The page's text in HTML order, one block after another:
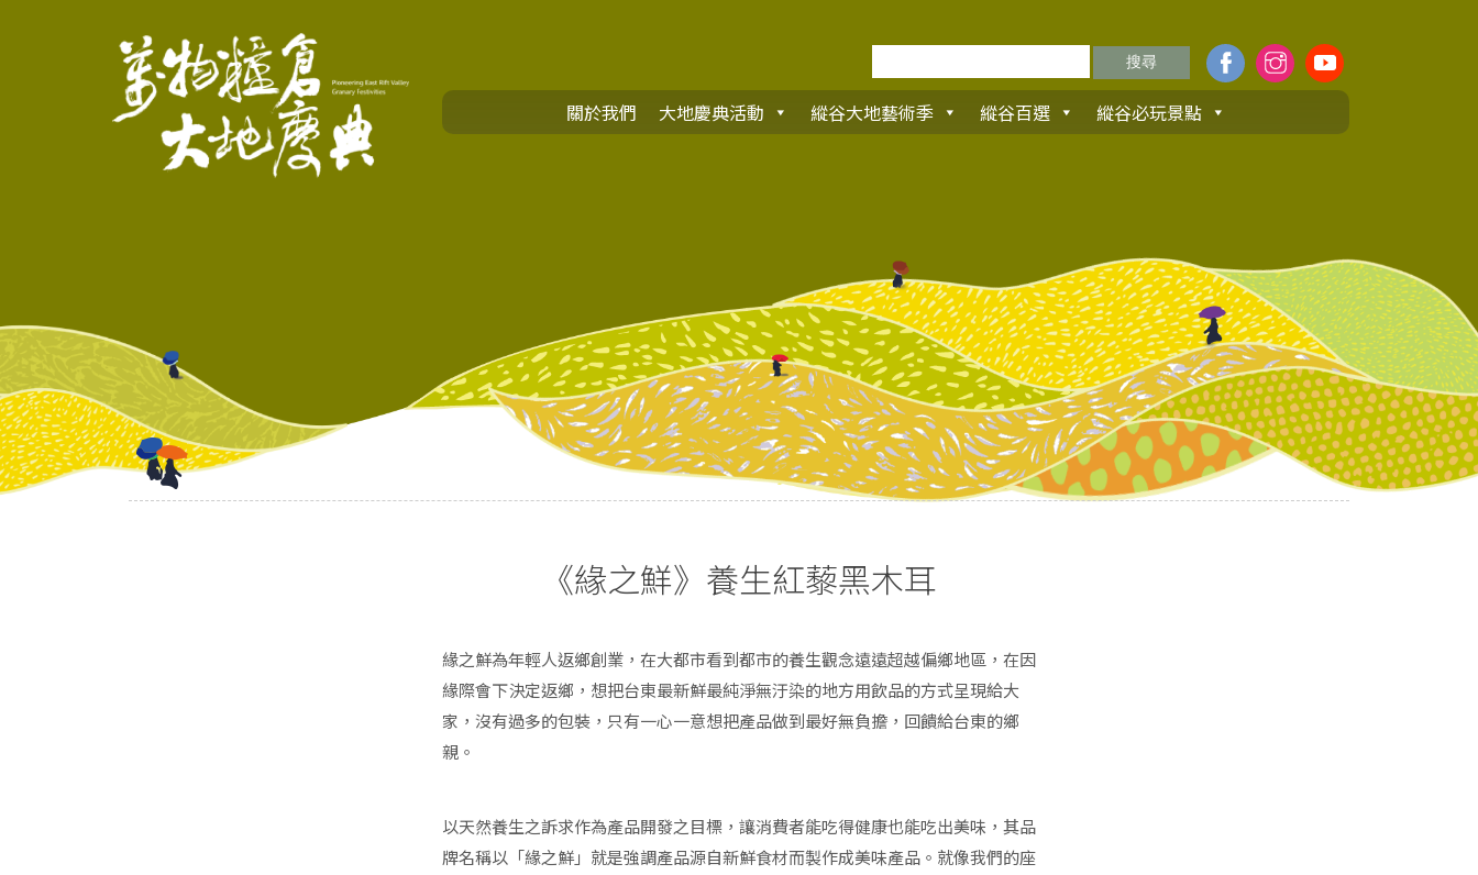
關於我們 大地慶典活動 縱谷大地藝術季 縱谷百選 縱谷必玩景點
《緣之鮮》養生紅藜黑木耳
緣之鮮為年輕人返鄉創業，在大都市看到都市的養生觀念遠遠超越偏鄉地區，在因
緣際會下決定返鄉，想把台東最新鮮最純淨無汙染的地方用飲品的方式呈現給大
家，沒有過多的包裝，只有一心一意想把產品做到最好無負擔，回饋給台東的鄉
親。
以天然養生之訴求作為產品開發之目標，讓消費者能吃得健康也能吃出美味，其品
牌名稱以「緣之鮮」就是強調產品源自新鮮食材而製作成美味產品。就像我們的座